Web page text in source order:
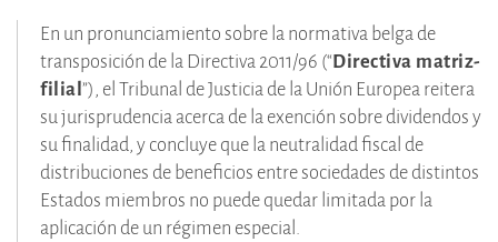
En un pronunciamiento sobre la normativa belga de
transposición de la Directiva 2011/96 (“ Directiva matriz-
filial ”), el Tribunal de Justicia de la Unión Europea reitera
su jurisprudencia acerca de la exención sobre dividendos y
su finalidad, y concluye que la neutralidad fiscal de
distribuciones de beneficios entre sociedades de distintos
Estados miembros no puede quedar limitada por la
aplicación de un régimen especial.